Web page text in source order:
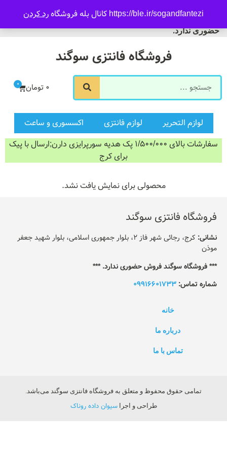
https://ble.ir/sogandfantezi کانال بله فروشگاه رد کردن
فروشگاه سوگند فروش
حضوری ندارد.
ورود/ثبت نام
فروشگاه فانتزی سوگند
0 تومان 0
لوازم التحریر لوازم فانتزی
اکسسوری و ساعت
سفارشات بالای 1/500/000 پک هدیه سورپرایزی دارن;ارسال با پیک
برای کرج
محصولی برای نمایش یافت نشد.
فروشگاه فانتزی سوگند
نشانی:
کرج، رجائی شهر فاز 2، بلوار جمهوری اسلامی، بلوار شهید جعفر
موذن
*** فروشگاه سوگند فروش حضوری ندارد. ***
شماره تماس: 09916601733
خانه
درباره ما
تماس با ما
تمامی حقوق محفوظ و متعلق به فروشگاه فانتزی سوگند می‌باشد.
طراحی و اجراسیوان داده روناک